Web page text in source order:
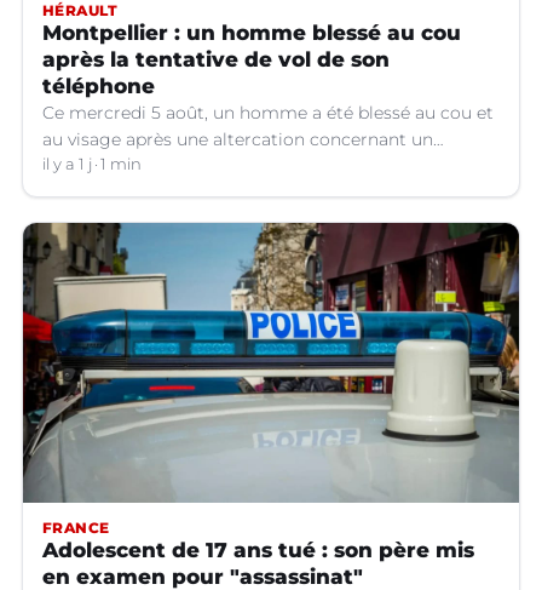
HÉRAULT
Montpellier : un homme blessé au cou
après la tentative de vol de son
téléphone
Ce mercredi 5 août, un homme a été blessé au cou et
au visage après une altercation concernant un
téléphone portable à Montpellier (Hérault).
il y a 1 j 1 min
FRANCE
Adolescent de 17 ans tué : son père mis
en examen pour "assassinat"